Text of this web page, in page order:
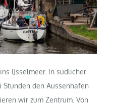
IJsselmeer. In südlicher
den Aussenhafen
wir zum Zentrum. Von